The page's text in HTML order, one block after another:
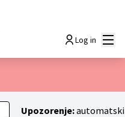
Choisir la langue
Log in
Upozorenje:automatski